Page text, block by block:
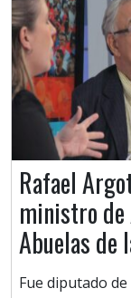
Rafael
ministro de
Abuelas de
Fue diputado